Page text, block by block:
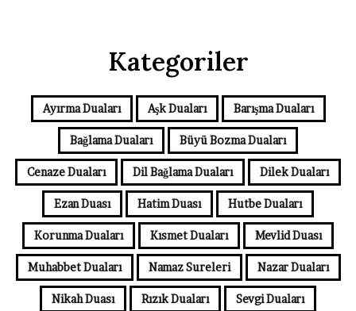
Kategoriler
Ayırma Duaları Aşk Duaları Barışma Duaları
Bağlama Duaları Büyü Bozma Duaları
Cenaze Duaları Dil Bağlama Duaları Dilek Duaları
Ezan Duası Hatim Duası Hutbe Duaları
Korunma Duaları Kısmet Duaları Mevlid Duası
Muhabbet Duaları Namaz Sureleri Nazar Duaları
Nikah Duası Rızık Duaları Sevgi Duaları